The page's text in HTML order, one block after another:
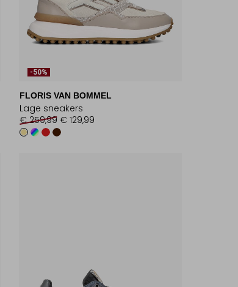
-50%
FLORIS VAN BOMMEL
Lage sneakers
€ 259,99 € 129,99